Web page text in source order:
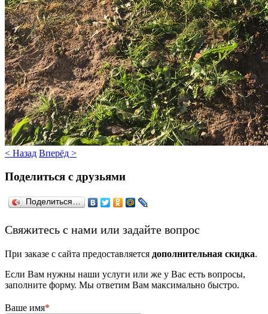
< Назад Вперёд >
Поделиться с друзьями
Поделиться…
­Свяжитесь с нами или задайте вопрос
При заказе с сайта предоставляется дополнительная скидка.
Если Вам нужны наши услуги или же у Вас есть вопросы,
заполните форму. Мы ответим Вам максимально быстро.
Ваше имя